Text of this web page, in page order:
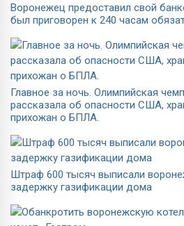
Воронежец предоставил свой
был приговорен к 240 часам
Главное за ночь. Олимпийская
рассказала об опасности США,
прихожан о БПЛА.
Штраф 600 тысяч выписали
задержку газификации дома